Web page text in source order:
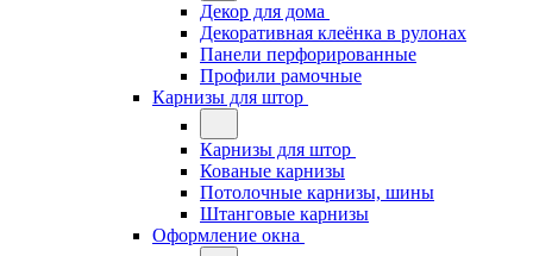
Декор для дома
Декоративная клеёнка в рулонах
Панели перфорированные
Профили рамочные
Карнизы для штор
Карнизы для штор
Кованые карнизы
Потолочные карнизы, шины
Штанговые карнизы
Оформление окна